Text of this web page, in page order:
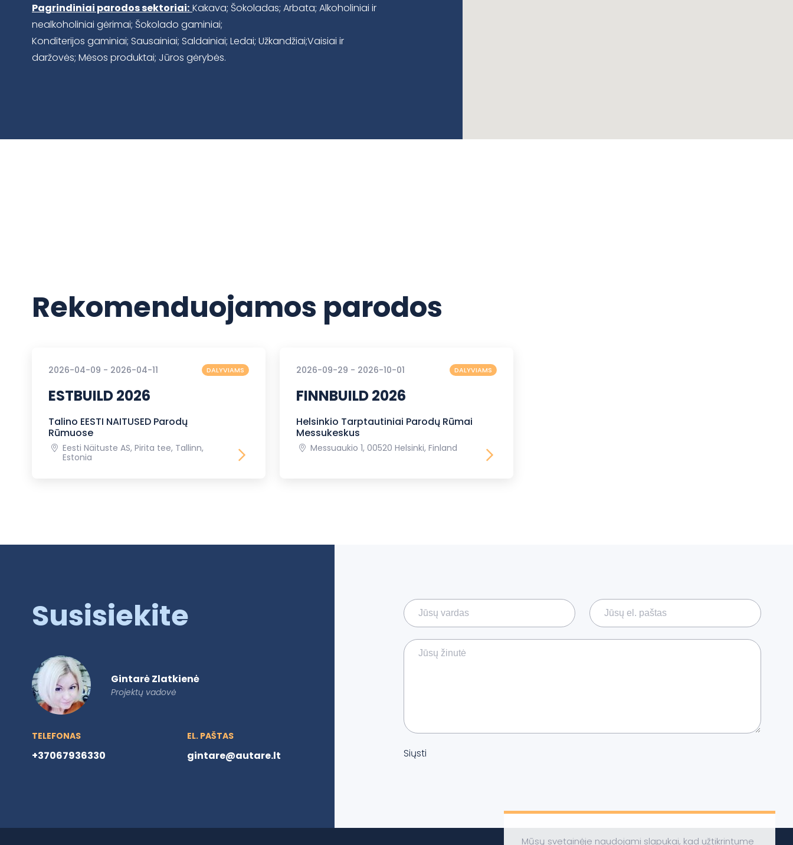
Pagrindiniai parodos sektoriai: Kakava; Šokoladas; Arbata; Alkoholiniai ir
nealkoholiniai gėrimai; Šokolado gaminiai;
Konditerijos gaminiai; Sausainiai; Saldainiai; Ledai; Užkandžiai;Vaisiai ir
daržovės; Mėsos produktai; Jūros gėrybės.
Rekomenduojamos parodos
2026-04-09 - 2026-04-11 DALYVIAMS
ESTBUILD 2026
Talino EESTI NAITUSED Parodų
Rūmuose
Eesti Näituste AS, Pirita tee, Tallinn,
Estonia
2026-09-29 - 2026-10-01 DALYVIAMS
FINNBUILD 2026
Helsinkio Tarptautiniai Parodų Rūmai
Messukeskus
Messuaukio 1, 00520 Helsinki, Finland
Susisiekite
Gintarė Zlatkienė
Projektų vadovė
TELEFONAS
+37067936330
EL. PAŠTAS
gintare@autare.lt Siųsti
Mūsų svetainėje naudojami slapukai, kad užtikrintume